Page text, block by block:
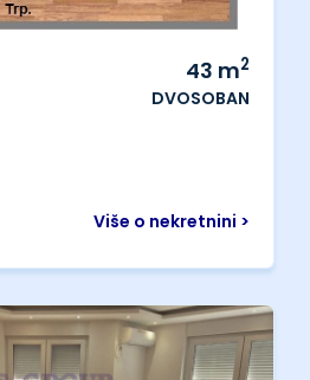
43 m2
DVOSOBAN
Više o nekretnini >